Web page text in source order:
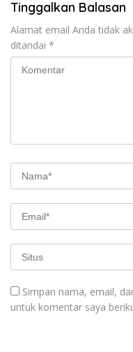
Tinggalkan Balasan
Alamat email Anda tidak
ditandai *
Simpan nama, email,
untuk komentar saya